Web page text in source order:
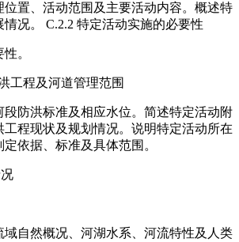
位置、活动范围及主要活动内容。概述特
况。 C.2.2 特定活动实施的必要性
。
工程及河道管理范围
段防洪标准及相应水位。简述特定活动附
程现状及规划情况。说明特定活动所在
依据、标准及具体范围。
域自然概况、河湖水系、河流特性及人类